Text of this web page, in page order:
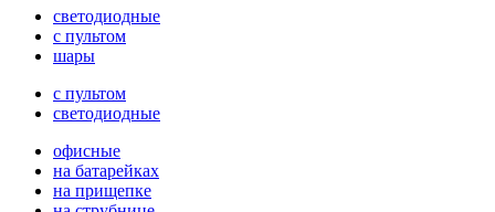
светодиодные
с пультом
шары
с пультом
светодиодные
офисные
на батарейках
на прищепке